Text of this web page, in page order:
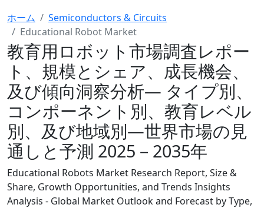
ホーム
Semiconductors & Circuits
Educational Robot Market
教育用ロボット市場調査レポー
ト、規模とシェア、成長機会、
及び傾向洞察分析― タイプ別、
コンポーネント別、教育レベル
別、及び地域別―世界市場の見
通しと予測 2025－2035年
Educational Robots Market Research Report, Size &
Share, Growth Opportunities, and Trends Insights
Analysis - Global Market Outlook and Forecast by Type,